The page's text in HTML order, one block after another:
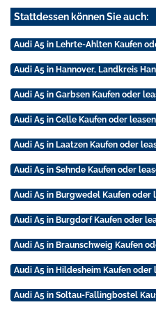
Stattdessen können Sie auch:
Audi A5 in Lehrte-Ahlten Kaufen
Audi A5 in Hannover, Landkreis
Audi A5 in Garbsen Kaufen oder
Audi A5 in Celle Kaufen oder leasen
Audi A5 in Laatzen Kaufen oder
Audi A5 in Sehnde Kaufen oder
Audi A5 in Burgwedel Kaufen oder
Audi A5 in Burgdorf Kaufen oder
Audi A5 in Braunschweig Kaufen
Audi A5 in Hildesheim Kaufen oder
Audi A5 in Soltau-Fallingbostel